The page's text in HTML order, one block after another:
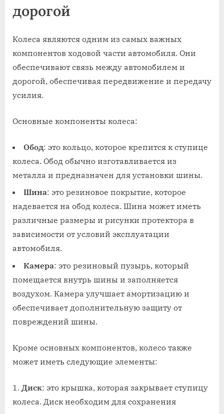
дорогой
Колеса являются одним из самых важных
компонентов ходовой части автомобиля. Они
обеспечивают связь между автомобилем и
дорогой, обеспечивая передвижение и передачу
усилия.
Основные компоненты колеса:
Обод: это кольцо, которое крепится к ступице
колеса. Обод обычно изготавливается из
металла и предназначен для установки шины.
Шина: это резиновое покрытие, которое
надевается на обод колеса. Шина может иметь
различные размеры и рисунки протектора в
зависимости от условий эксплуатации
автомобиля.
Камера: это резиновый пузырь, который
помещается внутрь шины и заполняется
воздухом. Камера улучшает амортизацию и
обеспечивает дополнительную защиту от
повреждений шины.
Кроме основных компонентов, колесо также
может иметь следующие элементы:
Диск: это крышка, которая закрывает ступицу
колеса. Диск необходим для сохранения